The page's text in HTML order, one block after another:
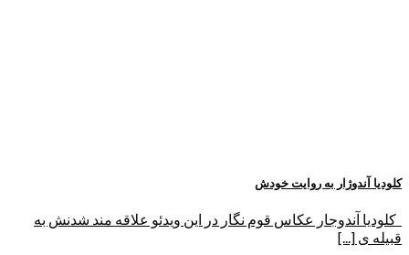
کلودیا آندوژار به روایت خودش
کلودیا آندوجار عکاس قوم نگار در این ویدئو علاقه مند شدنش به
قبیله ی [...]